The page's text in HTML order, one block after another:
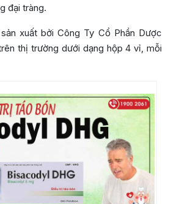
đại tràng.
xuất bởi Công Ty Cổ Phần Dược
thị trường dưới dạng hộp 4 vỉ, mỗi